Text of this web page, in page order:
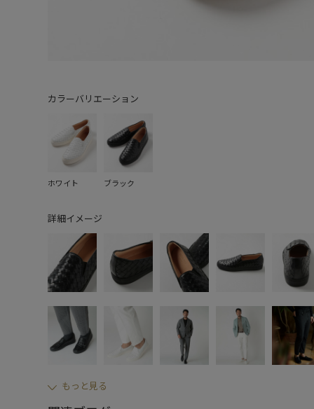
カラーバリエーション
ホワイト ブラック
詳細イメージ
もっと見る